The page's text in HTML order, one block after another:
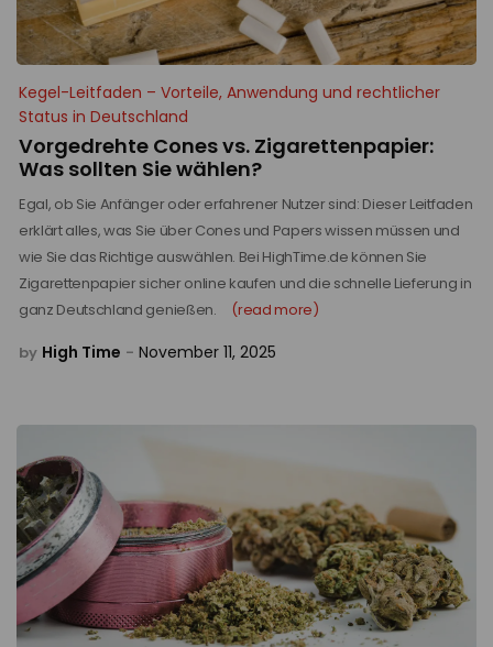
Kegel-Leitfaden – Vorteile, Anwendung und rechtlicher
Status in Deutschland
Vorgedrehte Cones vs. Zigarettenpapier:
Was sollten Sie wählen?
Egal, ob Sie Anfänger oder erfahrener Nutzer sind: Dieser Leitfaden
erklärt alles, was Sie über Cones und Papers wissen müssen und
wie Sie das Richtige auswählen. Bei HighTime.de können Sie
Zigarettenpapier sicher online kaufen und die schnelle Lieferung in
ganz Deutschland genießen.
(read more)
by High Time - November 11, 2025